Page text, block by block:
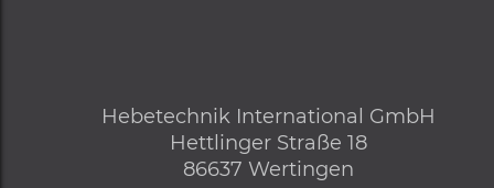
Hebetechnik International GmbH
Hettlinger Straße 18
86637 Wertingen